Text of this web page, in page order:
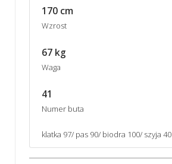
170 cm
Wzrost
67 kg
Waga
41
Numer buta
klatka 97/ pas 90/ biodra 100/ szyja 40